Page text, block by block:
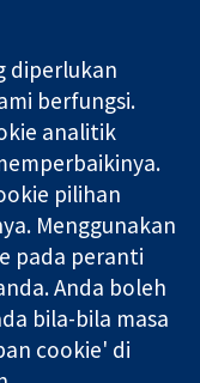
Hubungi kita
Berita
Pejabat
akhbar
Perihal Kami
Pekerjaan
Cochrane
Library
(no. 1045921) dan
diperlukan
berfungsi.
analitik
pilihan
Menggunakan
pada peranti
Anda boleh
bila-bila masa
cookie' di